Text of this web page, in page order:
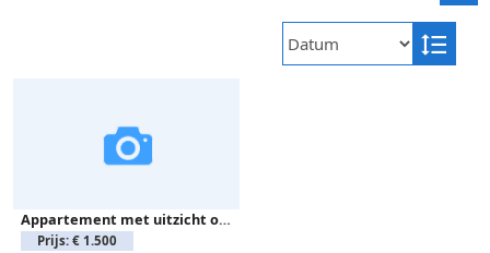
Appartement met uitzicht op plein, nabij strand Fuengirola
Prijs: € 1.500